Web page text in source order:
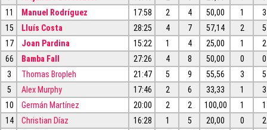
11
Manuel Rodríguez 17:58 2 4 50,00 1
3
15
Lluís Costa 28:25 4 7 57,14 2
5
17
Joan Pardina 15:22 1 4 25,00 1
2
66
Bamba Fall 27:26 4 8 50,00 0
0
3
Thomas Bropleh 21:47 5 9 55,56 3
5
5
Alex Murphy 17:46 2 6 33,33 1
3
10
Germán Martínez 20:00 2 2 100,00 1
1
14
Christian Díaz 16:28 1 5 20,00 0
2